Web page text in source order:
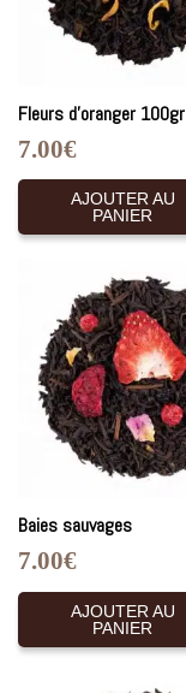
Fleurs d’oranger 100gr
7.00€
AJOUTER AU
PANIER
Baies sauvages
7.00€
AJOUTER AU
PANIER